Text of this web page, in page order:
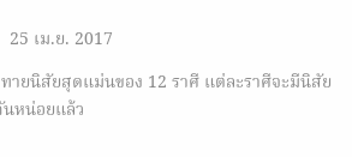
25 เม.ย. 2017
ายนิสัยสุดแม่นของ 12 ราศี แต่ละราศีจะมีนิสัย
นหน่อยแล้ว